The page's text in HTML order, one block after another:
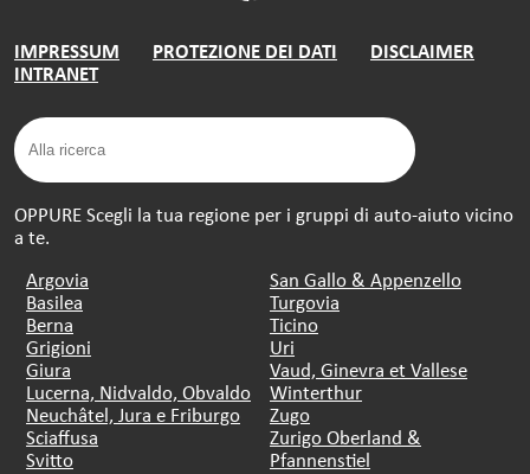
IMPRESSUM PROTEZIONE DEI DATI
DISCLAIMER
INTRANET
OPPURE Scegli la tua regione per i gruppi di auto-aiuto vicino
a te.
Argovia
Basilea
Berna
Grigioni
Giura
Lucerna, Nidvaldo, Obvaldo
Neuchâtel, Jura e Friburgo
Sciaffusa
Svitto
San Gallo & Appenzello
Turgovia
Ticino
Uri
Vaud, Ginevra et Vallese
Winterthur
Zugo
Zurigo Oberland &
Pfannenstiel